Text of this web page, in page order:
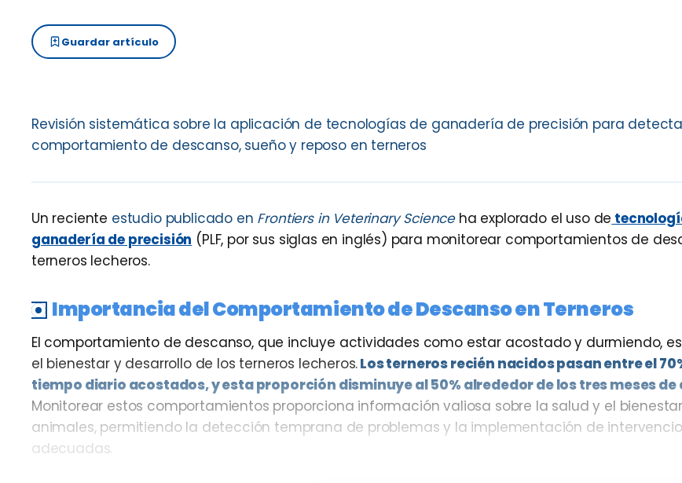
Guardar artículo
Revisión sistemática sobre la aplicación de tecnologías de ganadería de precisión para
comportamiento de descanso, sueño y reposo en terneros
Un reciente estudio publicado en Frontiers in Veterinary Scienceha explorado el uso de
ganadería de precisión (PLF, por sus siglas en inglés) para monitorear comportamientos de
terneros lecheros.
Importancia del Comportamiento de Descanso en Terneros
El comportamiento de descanso, que incluye actividades como estar acostado y durmiendo,
el bienestar y desarrollo de los terneros lecheros.Los terneros recién nacidos pasan entre el
tiempo diario acostados, y esta proporción disminuye al 50% alrededor de los tres meses de
Monitorear estos comportamientos proporciona información valiosa sobre la salud y el
animales, permitiendo la detección temprana de problemas y la implementación de
adecuadas.